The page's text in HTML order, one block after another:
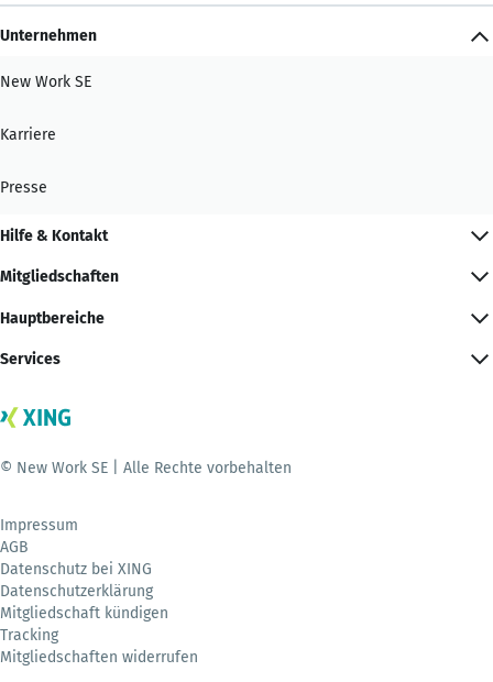
Unternehmen
New Work SE
Karriere
Presse
Hilfe & Kontakt
Mitgliedschaften
Hauptbereiche
Services
© New Work SE | Alle Rechte vorbehalten
Impressum
AGB
Datenschutz bei XING
Datenschutzerklärung
Mitgliedschaft kündigen
Tracking
Mitgliedschaften widerrufen